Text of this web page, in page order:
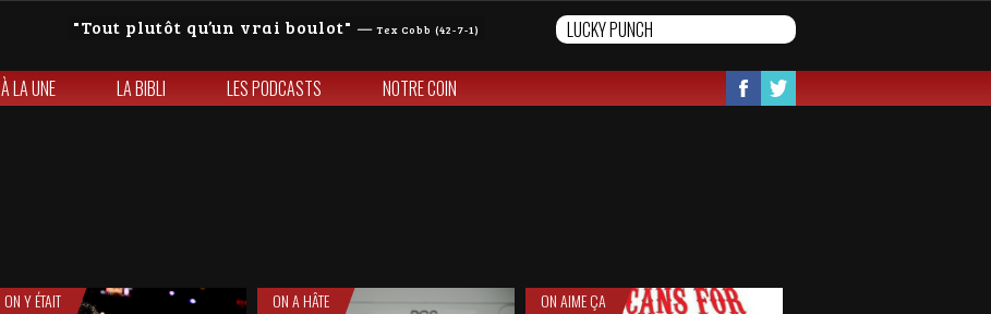
Tout plutôt qu’un vrai boulot — Tex Cobb (42-7-1)
À LA UNE LA BIBLI LES PODCASTS NOTRE COIN
ON Y ÉTAIT ON A HÂTE ON AIME ÇA